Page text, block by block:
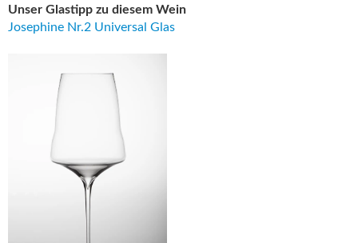
Unser Glastipp zu diesem Wein
Josephine Nr.2 Universal Glas